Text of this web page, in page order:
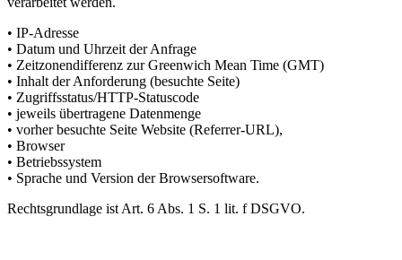
• IP-Adresse
• Datum und Uhrzeit der Anfrage
• Zeitzonendifferenz zur Greenwich Mean Time (GMT)
• Inhalt der Anforderung (besuchte Seite)
• Zugriffsstatus/HTTP-Statuscode
• jeweils übertragene Datenmenge
• vorher besuchte Seite Website (Referrer-URL),
• Browser
• Betriebssystem
• Sprache und Version der Browsersoftware.
Rechtsgrundlage ist Art. 6 Abs. 1 S. 1 lit. f DSGVO.